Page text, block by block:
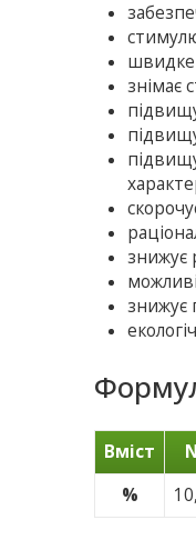
швидке
знімає
знижує
знижує
Вміст N
%